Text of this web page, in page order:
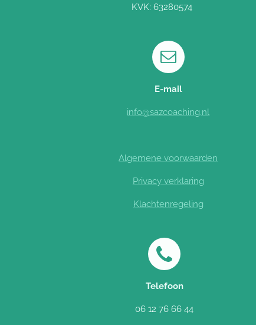
KVK: 63280574
E-mail
info@sazcoaching.nl
Algemene voorwaarden
Privacy verklaring
Klachtenregeling
Telefoon
06 12 76 66 44